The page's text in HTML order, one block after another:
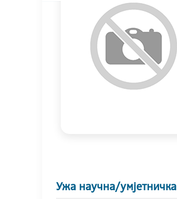
Ужа научна/